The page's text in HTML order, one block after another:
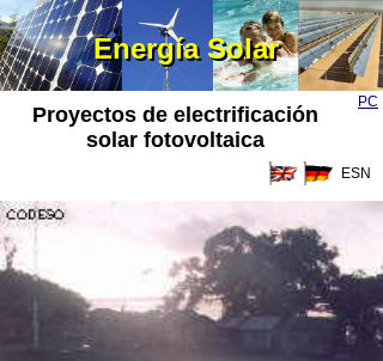
Proyectos de electrificación
solar fotovoltaica
Energía Solar
Energía Solar
PC
ESN